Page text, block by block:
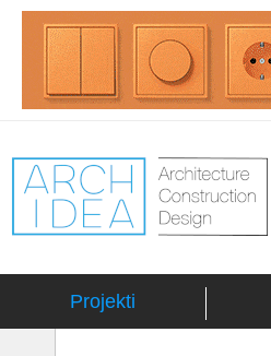
Projekti